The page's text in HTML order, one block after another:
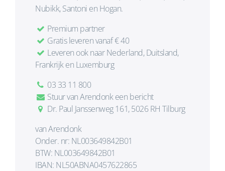
Nubikk, Santoni en Hogan.
Premium partner
Gratis leveren vanaf € 40
Leveren ook naar Nederland, Duitsland,
Frankrijk en Luxemburg
03 33 11 800
Stuur van Arendonk een bericht
Dr. Paul Janssenweg 161, 5026 RH Tilburg
van Arendonk
Onder. nr: NL003649842B01
BTW: NL003649842B01
IBAN: NL50ABNA0457622865